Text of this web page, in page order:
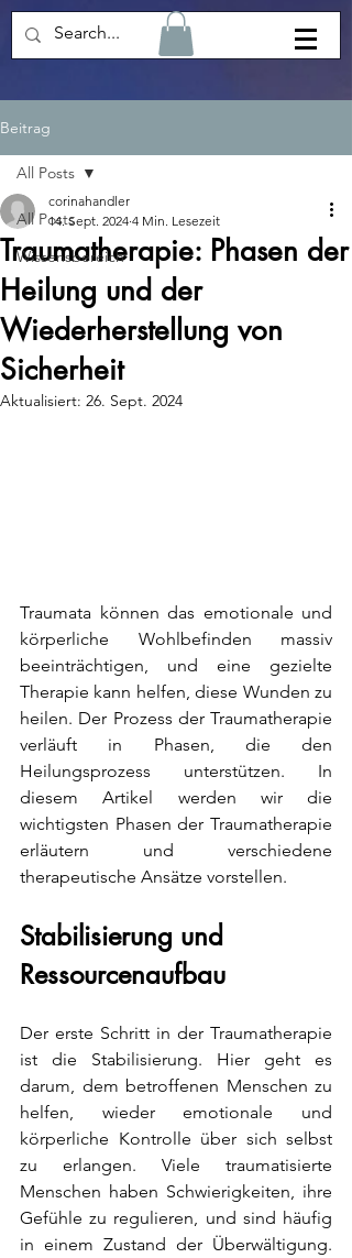
Beitrag
All Posts
Wissensbereich
All Posts
Traumatherapie: Phasen der
Heilung und der
Wiederherstellung von
Sicherheit
corinahandler
14. Sept. 2024 4 Min. Lesezeit
Aktualisiert: 26. Sept. 2024
Traumata können das emotionale und
körperliche Wohlbefinden massiv
beeinträchtigen, und eine gezielte
Therapie kann helfen, diese Wunden zu
heilen. Der Prozess der Traumatherapie
verläuft in Phasen, die den
Heilungsprozess unterstützen. In
diesem Artikel werden wir die
wichtigsten Phasen der Traumatherapie
erläutern und verschiedene
therapeutische Ansätze vorstellen.
Stabilisierung und
Ressourcenaufbau
Der erste Schritt in der Traumatherapie
ist die Stabilisierung. Hier geht es
darum, dem betroffenen Menschen zu
helfen, wieder emotionale und
körperliche Kontrolle über sich selbst
zu erlangen. Viele traumatisierte
Menschen haben Schwierigkeiten, ihre
Gefühle zu regulieren, und sind häufig
in einem Zustand der Überwältigung.